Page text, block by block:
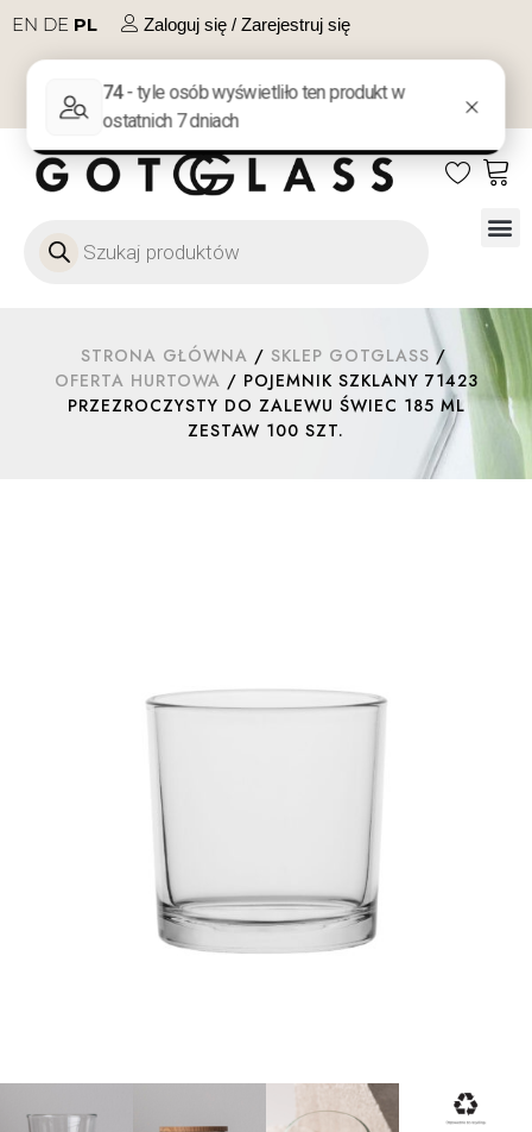
EN DE PL Zaloguj się / Zarejestruj się
NA PREZENT KONTAKT
STRONA GŁÓWNA / SKLEP GOTGLASS /
OFERTA HURTOWA / POJEMNIK SZKLANY 71423
PRZEZROCZYSTY DO ZALEWU ŚWIEC 185 ML
ZESTAW 100 SZT.